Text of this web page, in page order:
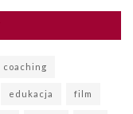
coaching
edukacja film